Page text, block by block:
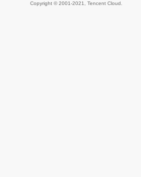
Copyright © 2001-2021, Tencent Cloud.